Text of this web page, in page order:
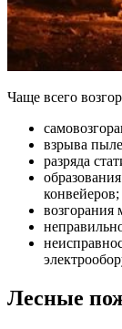
Чаще всего
взрыва
разряда
конвейеров;
возгорания
Лесные